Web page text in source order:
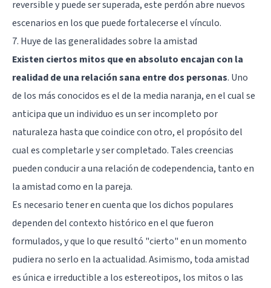
reversible y puede ser superada, este perdón abre nuevos
escenarios en los que puede fortalecerse el vínculo.
7. Huye de las generalidades sobre la amistad
Existen ciertos mitos que en absoluto encajan con la
realidad de una relación sana entre dos personas. Uno
de los más conocidos es el de la media naranja, en el cual se
anticipa que un individuo es un ser incompleto por
naturaleza hasta que coindice con otro, el propósito del
cual es completarle y ser completado. Tales creencias
pueden conducir a una relación de codependencia, tanto en
la amistad como en la pareja.
Es necesario tener en cuenta que los dichos populares
dependen del contexto histórico en el que fueron
formulados, y que lo que resultó "cierto" en un momento
pudiera no serlo en la actualidad. Asimismo, toda amistad
es única e irreductible a los estereotipos, los mitos o las